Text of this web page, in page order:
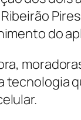
do
tecnologia